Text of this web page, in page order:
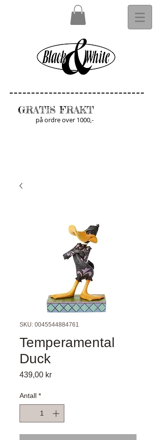
GRATIS FRAKT
på ordre over 1000,-
SKU: 0045544884761
Temperamental
Duck
439,00 krPris
Antall *